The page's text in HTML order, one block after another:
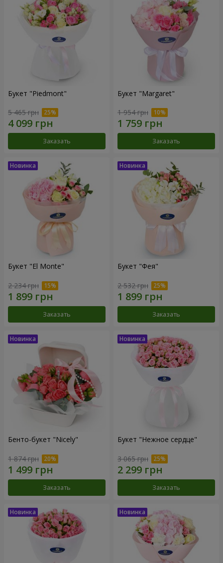
Букет "Piedmont"
5 465 грн
Заказать
Букет "Margaret"
1 954 грн
Заказать
Букет "El Monte"
2 234 грн
Заказать
Букет "Фея"
2 532 грн
Заказать
Бенто-букет "Nicely"
1 874 грн
Заказать
Букет "Нежное сердце"
3 065 грн
Заказать